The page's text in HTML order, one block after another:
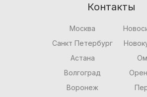
Контакты
Москва
Санкт Петербург
Астана
Волгоград
Воронеж